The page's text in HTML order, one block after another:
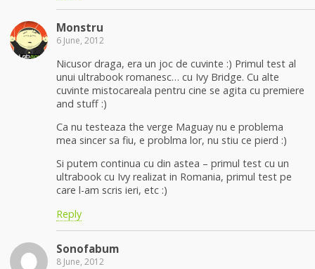
Monstru
6 June, 2012
Nicusor draga, era un joc de cuvinte :) Primul test al
unui ultrabook romanesc… cu Ivy Bridge. Cu alte
cuvinte mistocareala pentru cine se agita cu premiere
and stuff :)
Ca nu testeaza the verge Maguay nu e problema
mea sincer sa fiu, e problma lor, nu stiu ce pierd :)
Si putem continua cu din astea – primul test cu un
ultrabook cu Ivy realizat in Romania, primul test pe
care l-am scris ieri, etc :)
Reply
Sonofabum
8 June, 2012